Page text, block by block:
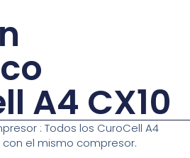
A4 CX10
: Todos los CuroCell A4
el mismo compresor.